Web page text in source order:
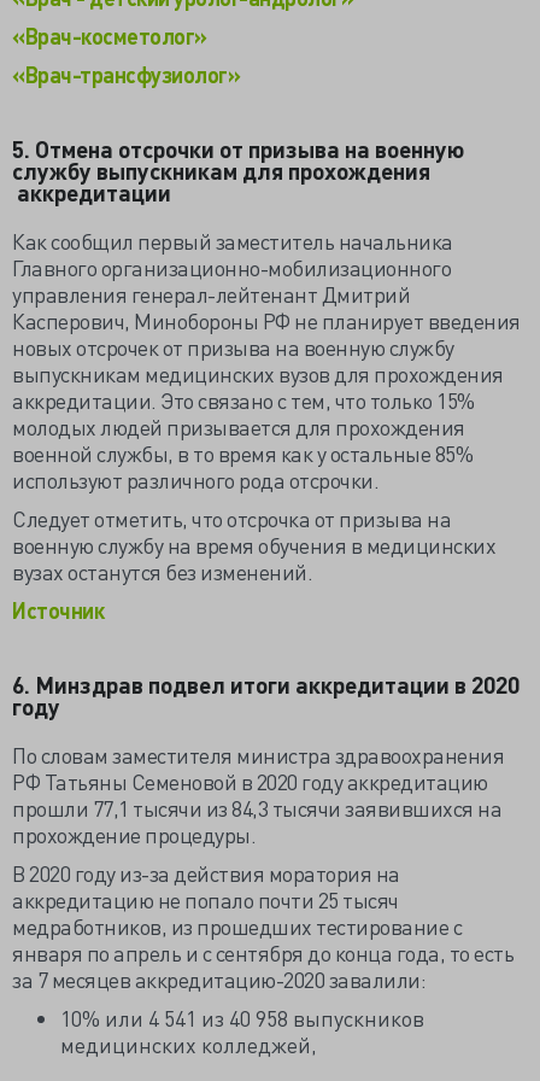
«Врач-косметолог»
«Врач-трансфузиолог»
5. Отмена отсрочки от призыва на военную
службу выпускникам для прохождения
аккредитации
Как сообщил первый заместитель начальника
Главного организационно-мобилизационного
управления генерал-лейтенант Дмитрий
Касперович, Минобороны РФ не планирует введения
новых отсрочек от призыва на военную службу
выпускникам медицинских вузов для прохождения
аккредитации. Это связано с тем, что только 15%
молодых людей призывается для прохождения
военной службы, в то время как у остальные 85%
используют различного рода отсрочки.
Следует отметить, что отсрочка от призыва на
военную службу на время обучения в медицинских
вузах останутся без изменений.
Источник
6. Минздрав подвел итоги аккредитации в 2020
году
По словам заместителя министра здравоохранения
РФ Татьяны Семеновой в 2020 году аккредитацию
прошли 77,1 тысячи из 84,3 тысячи заявившихся на
прохождение процедуры.
В 2020 году из-за действия моратория на
аккредитацию не попало почти 25 тысяч
медработников, из прошедших тестирование с
января по апрель и с сентября до конца года, то есть
за 7 месяцев аккредитацию-2020 завалили:
10% или 4 541 из 40 958 выпускников
медицинских колледжей,